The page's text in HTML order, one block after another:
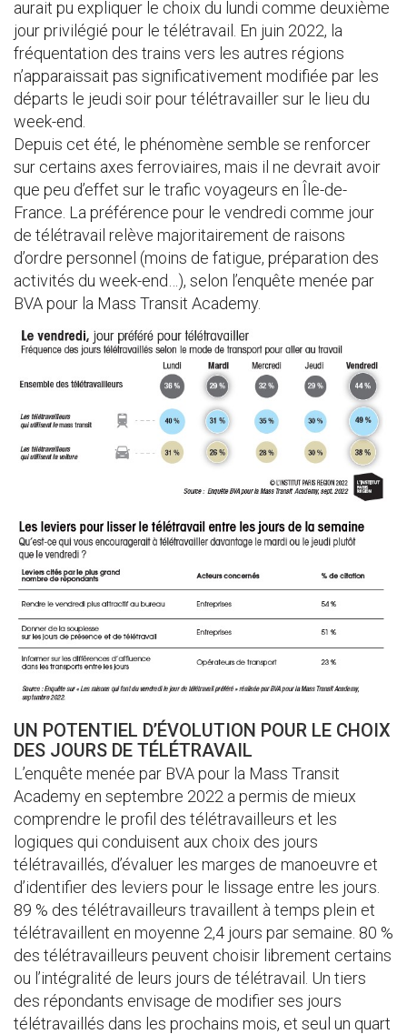
aurait pu expliquer le choix du lundi comme deuxième
jour privilégié pour le télétravail. En juin 2022, la
fréquentation des trains vers les autres régions
n’apparaissait pas significativement modifiée par les
départs le jeudi soir pour télétravailler sur le lieu du
week-end.
Depuis cet été, le phénomène semble se renforcer
sur certains axes ferroviaires, mais il ne devrait avoir
que peu d’effet sur le trafic voyageurs en Île-de-
France. La préférence pour le vendredi comme jour
de télétravail relève majoritairement de raisons
d’ordre personnel (moins de fatigue, préparation des
activités du week-end…), selon l’enquête menée par
BVA pour la Mass Transit Academy.
UN POTENTIEL D’ÉVOLUTION POUR LE CHOIX
DES JOURS DE TÉLÉTRAVAIL
L’enquête menée par BVA pour la Mass Transit
Academy en septembre 2022 a permis de mieux
comprendre le profil des télétravailleurs et les
logiques qui conduisent aux choix des jours
télétravaillés, d’évaluer les marges de manoeuvre et
d’identifier des leviers pour le lissage entre les jours.
89 % des télétravailleurs travaillent à temps plein et
télétravaillent en moyenne 2,4 jours par semaine. 80 %
des télétravailleurs peuvent choisir librement certains
ou l’intégralité de leurs jours de télétravail. Un tiers
des répondants envisage de modifier ses jours
télétravaillés dans les prochains mois, et seul un quart